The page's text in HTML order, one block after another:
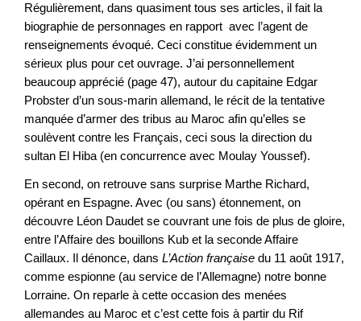
Régulièrement, dans quasiment tous ses articles, il fait la
biographie de personnages en rapport avec l’agent de
renseignements évoqué. Ceci constitue évidemment un
sérieux plus pour cet ouvrage. J’ai personnellement
beaucoup apprécié (page 47), autour du capitaine Edgar
Probster d’un sous-marin allemand, le récit de la tentative
manquée d’armer des tribus au Maroc afin qu’elles se
soulèvent contre les Français, ceci sous la direction du
sultan El Hiba (en concurrence avec Moulay Youssef).
En second, on retrouve sans surprise Marthe Richard,
opérant en Espagne. Avec (ou sans) étonnement, on
découvre Léon Daudet se couvrant une fois de plus de gloire,
entre l’Affaire des bouillons Kub et la seconde Affaire
Caillaux. Il dénonce, dans L’Action française du 11 août 1917,
comme espionne (au service de l’Allemagne) notre bonne
Lorraine. On reparle à cette occasion des menées
allemandes au Maroc et c’est cette fois à partir du Rif